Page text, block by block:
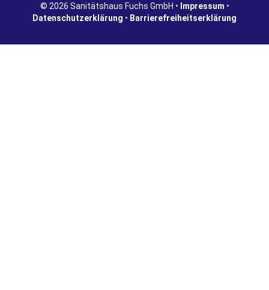
© 2026 Sanitätshaus Fuchs GmbH • Impressum •
Datenschutzerklärung • Barrierefreiheitserklärung